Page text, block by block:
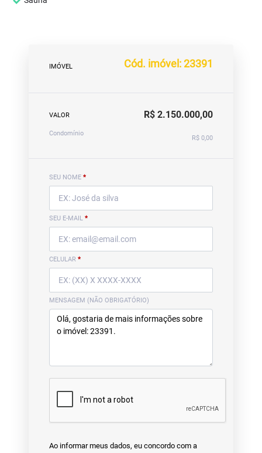
IMÓVEL Cód. imóvel: 23391
VALOR R$ 2.150.000,00
Condomínio
R$ 0,00
SEU NOME *
SEU E-MAIL *
CELULAR *
MENSAGEM (NÃO OBRIGATÓRIO)
Ao informar meus dados, eu concordo com a